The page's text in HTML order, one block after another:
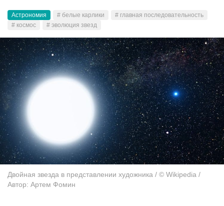
Астрономия # белые карлики
# главная последовательность
# космос
# эволюция звезд
Двойная звезда в представлении художника / © Wikipedia /
Автор: Артем Фомин